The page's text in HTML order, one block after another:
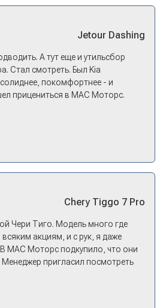
Jetour Dashing
А тут еще и утильсбор
Стал смотреть. Был Kia
покомфортнее - и
прицениться в МАС Моторс.
что «китаец». Прям не
Спортэйдж в трейд-ин
Chery Tiggo 7 Pro
Чери Тиго. Модель много где
всяким акциям, и с рук, я даже
В МАС Моторс подкупило, что они
Менеджер пригласил посмотреть
пришли в салон - и в тот
Неожиданно, но довольны! Все